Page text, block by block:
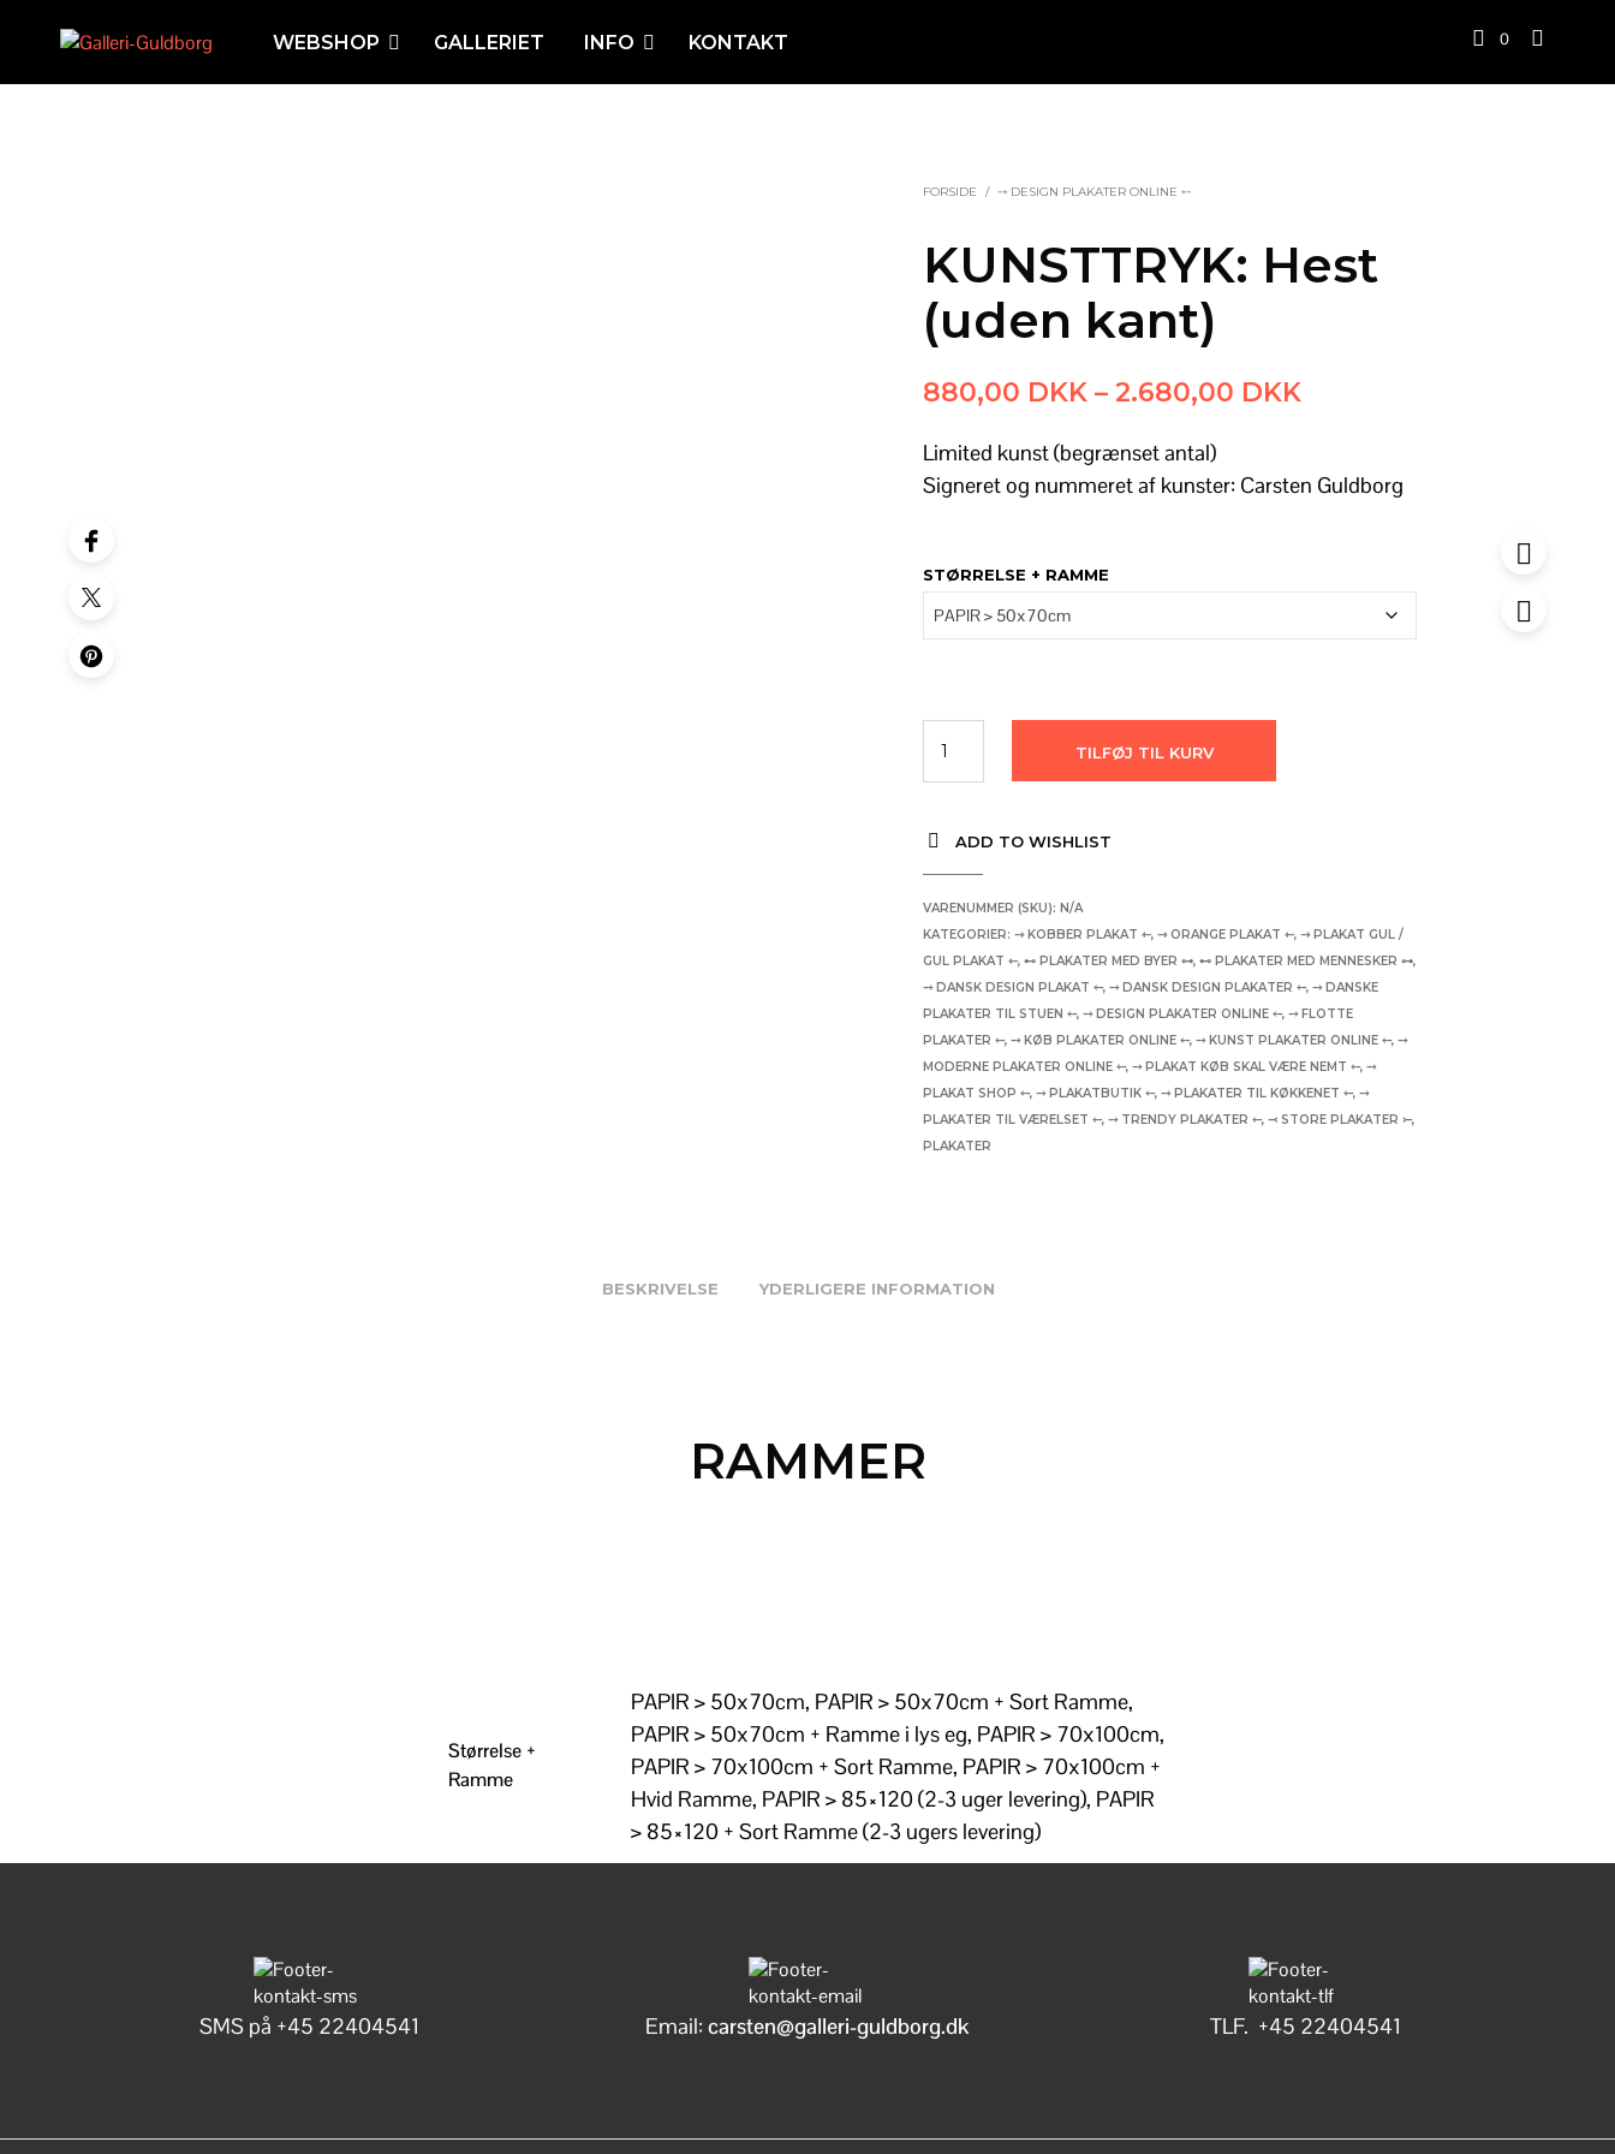
WEBSHOP GALLERIET INFO KONTAKT 0
FORSIDE / ⤍ DESIGN PLAKATER ONLINE ⤌
KUNSTTRYK: Hest
(uden kant)
880,00 DKK– 2.680,00 DKKPrisinterval:
til
Limited kunst (begrænset antal)
Signeret og nummeret af kunster: Carsten Guldborg
STØRRELSE + RAMME
TILFØJ TIL KURV
ADD TO WISHLIST
VARENUMMER (SKU):N/A
KATEGORIER:⇾ KOBBER PLAKAT ⇽,⇾ ORANGE PLAKAT ⇽,⇾ PLAKAT GUL /
GUL PLAKAT ⇽,⊷ PLAKATER MED BYER ⊶,⊷ PLAKATER MED MENNESKER ⊶,
⤍ DANSK DESIGN PLAKAT ⤌,⤍ DANSK DESIGN PLAKATER ⤌,⤍ DANSKE
PLAKATER TIL STUEN ⤌,⤍ DESIGN PLAKATER ONLINE ⤌,⤍ FLOTTE
PLAKATER ⤌,⤍ KØB PLAKATER ONLINE ⤌,⤍ KUNST PLAKATER ONLINE ⤌,⤍
MODERNE PLAKATER ONLINE ⤌,⤍ PLAKAT KØB SKAL VÆRE NEMT ⤌,⤍
PLAKAT SHOP ⤌,⤍ PLAKATBUTIK ⤌,⤍ PLAKATER TIL KØKKENET ⤌,⤍
PLAKATER TIL VÆRELSET ⤌,⤍ TRENDY PLAKATER ⤌,⤙ STORE PLAKATER ⤚,
PLAKATER
BESKRIVELSE YDERLIGERE INFORMATION
RAMMER
Størrelse +
Ramme
PAPIR > 50x70cm, PAPIR > 50x70cm + Sort Ramme,
PAPIR > 50x70cm + Ramme i lys eg, PAPIR > 70x100cm,
PAPIR > 70x100cm + Sort Ramme, PAPIR > 70x100cm +
Hvid Ramme, PAPIR > 85×120 (2-3 uger levering), PAPIR
> 85×120 + Sort Ramme (2-3 ugers levering)
SMS på +45 22404541 Email:carsten@galleri-guldborg.dk TLF. +45 22404541